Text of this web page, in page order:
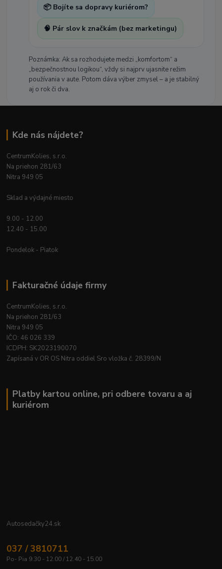
📦 Bojíte sa dopravy kuriérom?
🧠 Pár slov k značkám (bez marketingu)
Poznámka: Ak sa rozhodujete medzi „komfortom“ a
„bezpečnostnou logikou“, vždy si najprv ujasnite režim
používania v aute. Potom dáva výber zmysel – a je stabilný
aj o rok či dva.
Kde nás nájdete?
CentrumKolies, s.r.o.
Na priehon 281/63
Nitra 949 05
Sklad a výdajné miesto
9.00 - 12.00
12.40 - 15.00
Pondelok - Piatok
Fakturačné údaje firmy
CentrumKolies, s.r.o.
Na priehon 281/63
Nitra 949 05
IČO: 46 026 339
ICDPH: SK2023190070
Zapísaná v OR OS Nitra oddiel Sro vložka č. 28399/N
Platby kartou online, pri odbere tovaru a aj
kuriérom
Autosedačky24.sk
037 / 3810711
Po- Pia 9.30 - 12.00 / 12.40 - 15.00